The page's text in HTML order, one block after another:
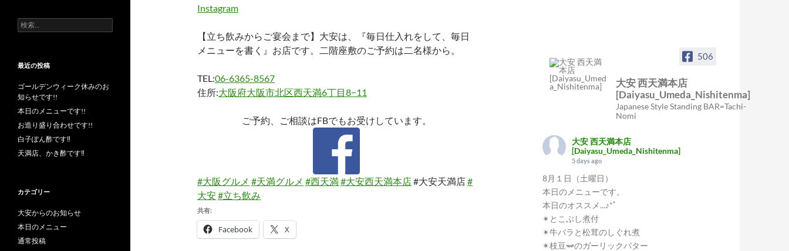
Instagram
【立ち飲みからご宴会まで】大安は、『毎日仕入れをして、毎日
メニューを書く』お店です。二階座敷のご予約は二名様から。
TEL:06-6365-8567
住所:大阪府大阪市北区西天満6丁目8−11
ご予約、ご相談はFBでもお受けしています。
#大阪グルメ #天満グルメ #西天満#大安西天満本店#大安天満店#
大安#立ち飲み
共有:
Facebook X
506
大安 西天満本店
[Daiyasu_Umeda_Nishitenma]
Japanese Style Standing BAR=Tachi-
Nomi
大安 西天満本店
[Daiyasu_Umeda_Nishitenma]
5 days ago
8月１日（土曜日）
本日のメニューです。
本日のオススメ...♪*ﾟ
✴︎とこぶし煮付
✴︎牛バラと松茸のしぐれ煮
✴︎枝豆🫛のガーリックバター
検
索:
最近の投稿
ゴールデンウィーク休みのお
知らせです!!
本日のメニューです!!
お造り盛り合わせです!!
白子ぽん酢です‼︎
天満店、かき酢です‼︎
カテゴリー
大安からのお知らせ
本日のメニュー
通常投稿